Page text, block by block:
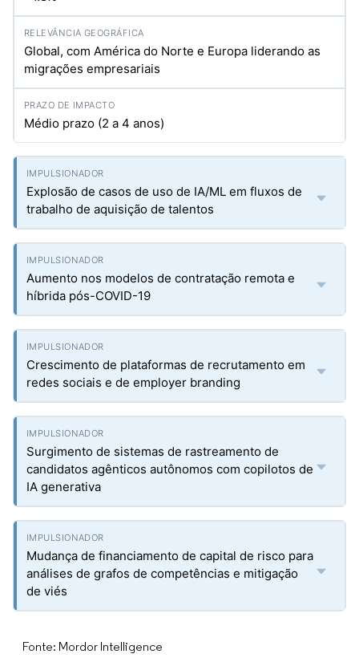
Global, com América do Norte e Europa liderando as
migrações empresariais
Médio prazo (2 a 4 anos)
Explosão de casos de uso de IA/ML em fluxos de
trabalho de aquisição de talentos
Aumento nos modelos de contratação remota e
híbrida pós-COVID-19
Crescimento de plataformas de recrutamento em
redes sociais e de employer branding
Surgimento de sistemas de rastreamento de
candidatos agênticos autônomos com copilotos de
IA generativa
Mudança de financiamento de capital de risco para
análises de grafos de competências e mitigação
de viés
Fonte: Mordor Intelligence